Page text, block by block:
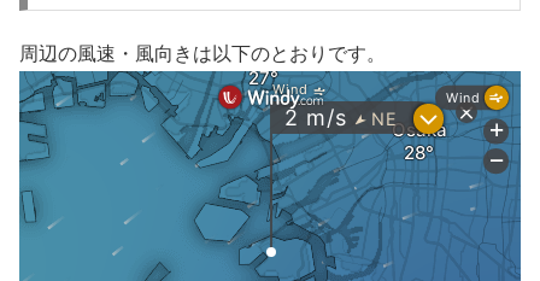
周辺の風速・風向きは以下のとおりです。